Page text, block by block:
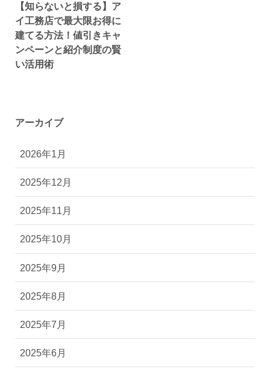
【知らないと損する】ア
イ工務店で最大限お得に
建てる方法！値引きキャ
ンペーンと紹介制度の賢
い活用術
アーカイブ
2026年1月
2025年12月
2025年11月
2025年10月
2025年9月
2025年8月
2025年7月
2025年6月